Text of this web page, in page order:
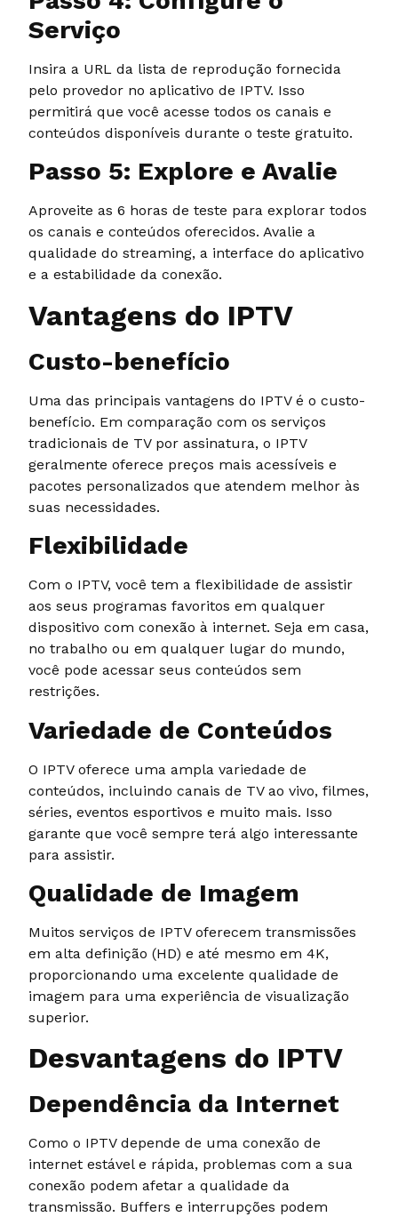
Serviço
Insira a URL da lista de reprodução fornecida
pelo provedor no aplicativo de IPTV. Isso
permitirá que você acesse todos os canais e
conteúdos disponíveis durante o teste gratuito.
Passo 5: Explore e Avalie
Aproveite as 6 horas de teste para explorar todos
os canais e conteúdos oferecidos. Avalie a
qualidade do streaming, a interface do aplicativo
e a estabilidade da conexão.
Vantagens do IPTV
Custo-benefício
Uma das principais vantagens do IPTV é o custo-
benefício. Em comparação com os serviços
tradicionais de TV por assinatura, o IPTV
geralmente oferece preços mais acessíveis e
pacotes personalizados que atendem melhor às
suas necessidades.
Flexibilidade
Com o IPTV, você tem a flexibilidade de assistir
aos seus programas favoritos em qualquer
dispositivo com conexão à internet. Seja em casa,
no trabalho ou em qualquer lugar do mundo,
você pode acessar seus conteúdos sem
restrições.
Variedade de Conteúdos
O IPTV oferece uma ampla variedade de
conteúdos, incluindo canais de TV ao vivo, filmes,
séries, eventos esportivos e muito mais. Isso
garante que você sempre terá algo interessante
para assistir.
Qualidade de Imagem
Muitos serviços de IPTV oferecem transmissões
em alta definição (HD) e até mesmo em 4K,
proporcionando uma excelente qualidade de
imagem para uma experiência de visualização
superior.
Desvantagens do IPTV
Dependência da Internet
Como o IPTV depende de uma conexão de
internet estável e rápida, problemas com a sua
conexão podem afetar a qualidade da
transmissão. Buffers e interrupções podem